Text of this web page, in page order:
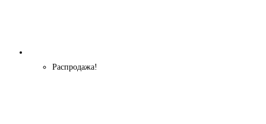
Распродажа!